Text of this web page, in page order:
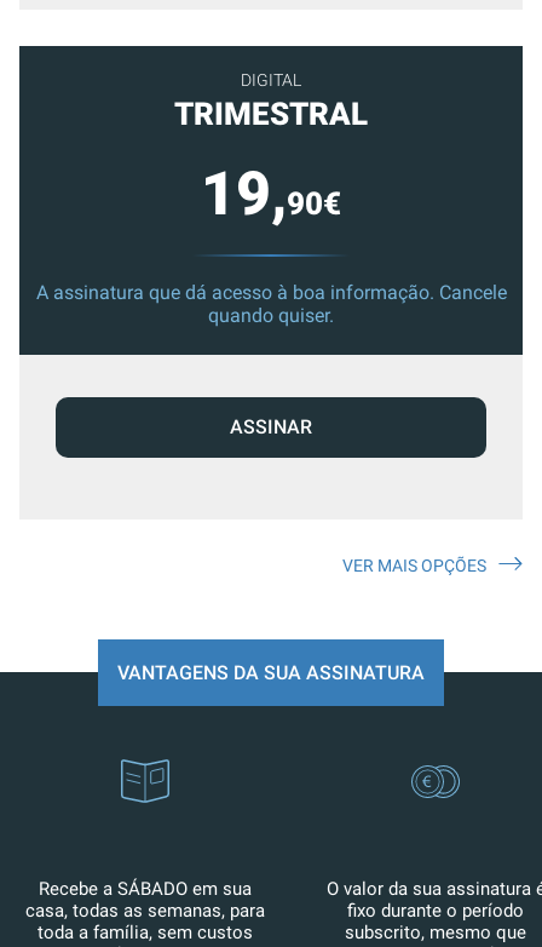
DIGITAL
TRIMESTRAL
19,90€
A assinatura que dá acesso à boa informação. Cancele
quando quiser.
ASSINAR
VER MAIS OPÇÕES
VANTAGENS DA SUA ASSINATURA
Recebe a SÁBADO em sua
casa, todas as semanas, para
toda a família, sem custos
O valor da sua assinatura
fixo durante o período
subscrito, mesmo que